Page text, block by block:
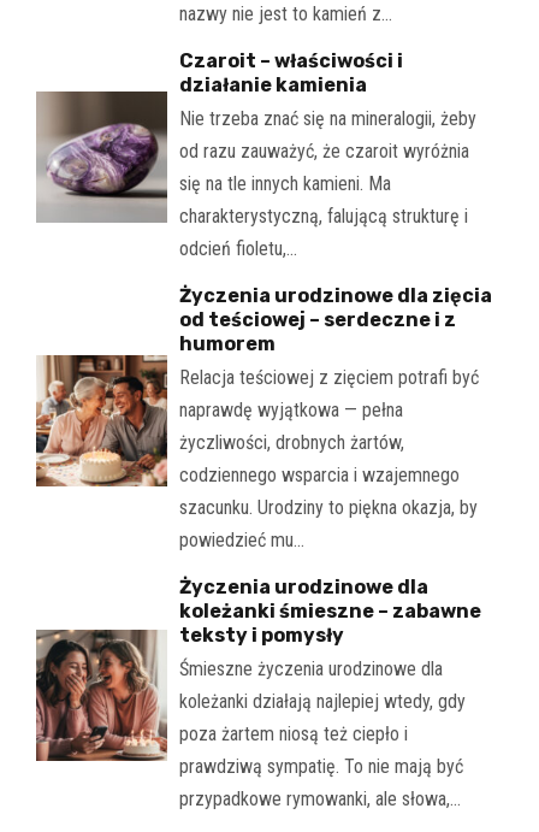
nazwy nie jest to kamień z…
Czaroit – właściwości i
działanie kamienia
Nie trzeba znać się na mineralogii, żeby
od razu zauważyć, że czaroit wyróżnia
się na tle innych kamieni. Ma
charakterystyczną, falującą strukturę i
odcień fioletu,…
Życzenia urodzinowe dla zięcia
od teściowej – serdeczne i z
humorem
Relacja teściowej z zięciem potrafi być
naprawdę wyjątkowa — pełna
życzliwości, drobnych żartów,
codziennego wsparcia i wzajemnego
szacunku. Urodziny to piękna okazja, by
powiedzieć mu…
Życzenia urodzinowe dla
koleżanki śmieszne – zabawne
teksty i pomysły
Śmieszne życzenia urodzinowe dla
koleżanki działają najlepiej wtedy, gdy
poza żartem niosą też ciepło i
prawdziwą sympatię. To nie mają być
przypadkowe rymowanki, ale słowa,…